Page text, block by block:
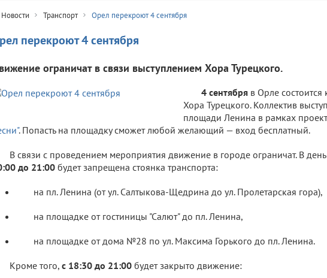
Новости Транспорт Орел перекроют 4 сентября
перекроют 4 сентября
ограничат в связи выступлением Хора Турецкого.
4 сентября в Орле состоится
Хора Турецкого. Коллектив
площади Ленина в рамках
. Попасть на площадку сможет любой желающий — вход бесплатный.
В связи с проведением мероприятия движение в городе ограничат. В
до 21:00будет запрещена стоянка транспорта:
на пл. Ленина (от ул. Салтыкова-Щедрина до ул. Пролетарская гора),
на площадке от гостиницы "Салют" до пл. Ленина,
на площадке от дома №28 по ул. Максима Горького до пл. Ленина.
Кроме того, с 18:30 до 21:00 будет закрыто движение: